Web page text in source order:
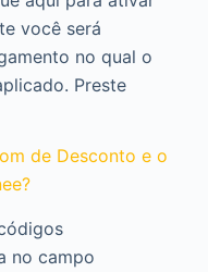
você será
no qual o
Preste
de Desconto e o
no campo